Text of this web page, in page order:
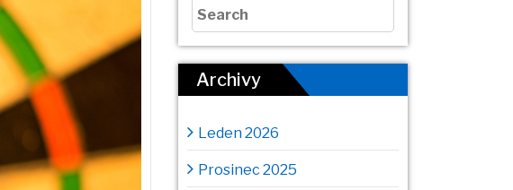
Archivy
Leden 2026
Prosinec 2025